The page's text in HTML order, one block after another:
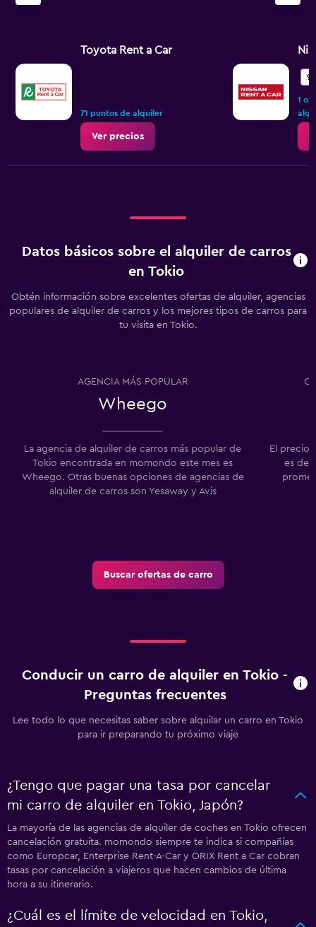
Toyota Rent a Car
71 puntos de alquiler
Ver precios
1
Datos básicos sobre el alquiler de carros
en Tokio
Obtén información sobre excelentes ofertas de alquiler, agencias
populares de alquiler de carros y los mejores tipos de carros para
tu visita en Tokio.
AGENCIA MÁS POPULAR
Wheego
La agencia de alquiler de carros más popular de
Tokio encontrada en momondo este mes es
Wheego. Otras buenas opciones de agencias de
alquiler de carros son Yesaway y Avis
El precio
es de
Buscar ofertas de carro
Conducir un carro de alquiler en Tokio -
Preguntas frecuentes
Lee todo lo que necesitas saber sobre alquilar un carro en Tokio
para ir preparando tu próximo viaje
¿Tengo que pagar una tasa por cancelar
mi carro de alquiler en Tokio, Japón?
La mayoría de las agencias de alquiler de coches en Tokio ofrecen
cancelación gratuita. momondo siempre te indica si compañías
como Europcar, Enterprise Rent-A-Car y ORIX Rent a Car cobran
tasas por cancelación a viajeros que hacen cambios de última
hora a su itinerario.
¿Cuál es el límite de velocidad en Tokio,